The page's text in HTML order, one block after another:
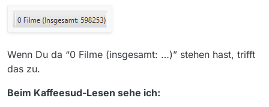
Wenn Du da “0 Filme (insgesamt: …)” stehen hast, trifft
das zu.
Beim Kaffeesud-Lesen sehe ich: